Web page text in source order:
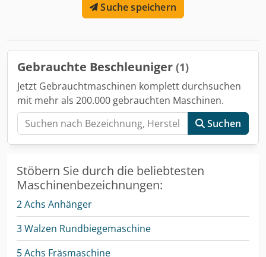
Suche speichern
Gebrauchte Beschleuniger (1)
Jetzt Gebrauchtmaschinen komplett durchsuchen
mit mehr als 200.000 gebrauchten Maschinen.
Suchen
Stöbern Sie durch die beliebtesten
Maschinenbezeichnungen:
2 Achs Anhänger
3 Walzen Rundbiegemaschine
5 Achs Fräsmaschine